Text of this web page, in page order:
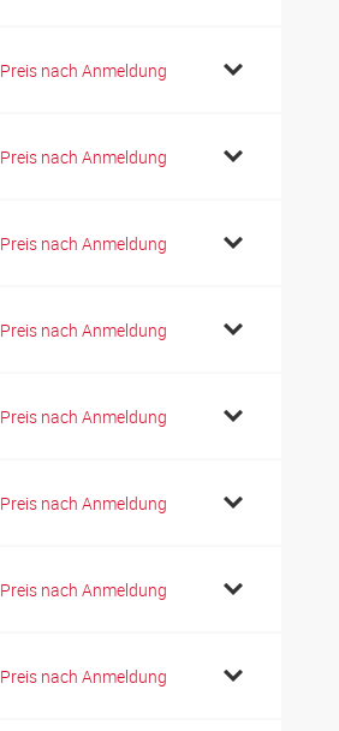
Preis nach Anmeldung
Preis nach Anmeldung
Preis nach Anmeldung
Preis nach Anmeldung
Preis nach Anmeldung
Preis nach Anmeldung
Preis nach Anmeldung
Preis nach Anmeldung